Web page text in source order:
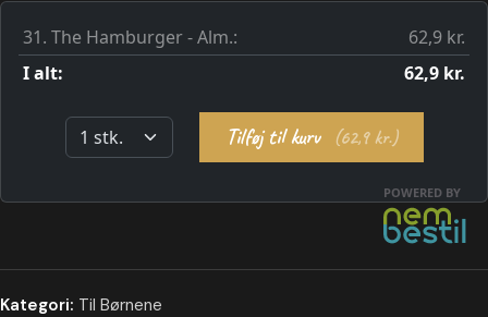
Kategori: Til Børnene